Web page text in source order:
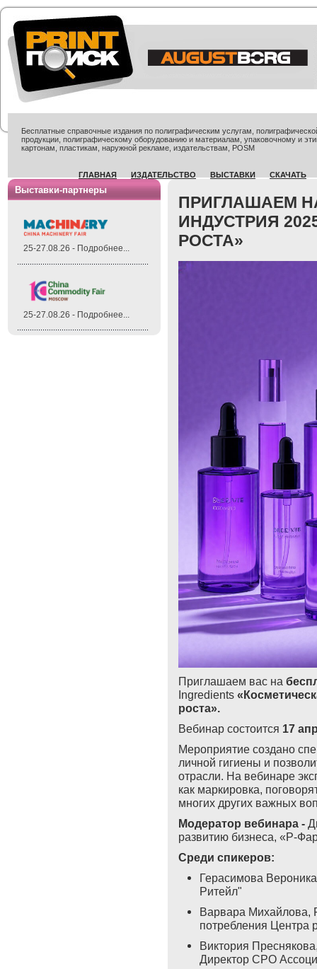
Бесплатные справочные издания по полиграфическим услугам,
продукции, полиграфическому оборудованию и материалам, упаковочному и
картонам, пластикам, наружной рекламе, издательствам, POSM
ГЛАВНАЯ ИЗДАТЕЛЬСТВО ВЫСТАВКИ СКАЧАТЬ
Выставки-партнеры
25-27.08.26 - Подробнее...
25-27.08.26 - Подробнее...
ПРИГЛАШАЕМ
ИНДУСТРИЯ
РОСТА»
Приглашаем вас на
Ingredients
роста».
Вебинар состоится 17
Мероприятие создано
личной гигиены и
отрасли. На вебинаре
как маркировка,
многих других важных
Модератор вебинара -
развитию бизнеса, «Р-
Среди спикеров:
Герасимова
Ритейл"
Варвара Михайлова,
потребления Центра
Виктория
Директор СРО